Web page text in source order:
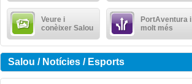
Veure i
conèixer Salou
PortAventura i
molt més
Salou / Notícies / Esports